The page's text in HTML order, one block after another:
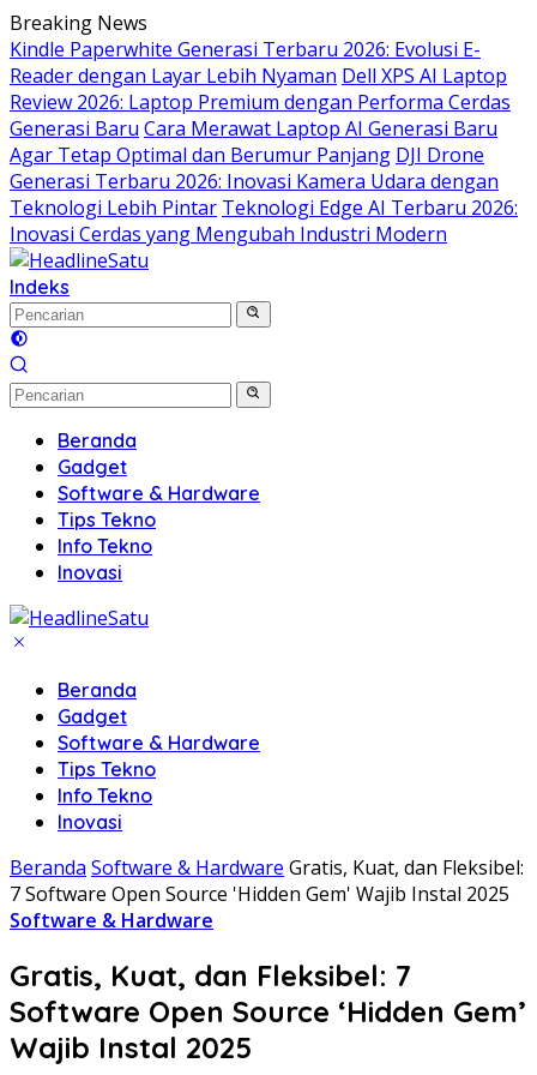
Langsung
ke
konten
Breaking News
Kindle Paperwhite Generasi Terbaru 2026: Evolusi E-
Reader dengan Layar Lebih Nyaman Dell XPS AI Laptop
Review 2026: Laptop Premium dengan Performa Cerdas
Generasi Baru Cara Merawat Laptop AI Generasi Baru
Agar Tetap Optimal dan Berumur Panjang DJI Drone
Generasi Terbaru 2026: Inovasi Kamera Udara dengan
Teknologi Lebih Pintar Teknologi Edge AI Terbaru 2026:
Inovasi Cerdas yang Mengubah Industri Modern
Indeks
Beranda
Gadget
Software & Hardware
Tips Tekno
Info Tekno
Inovasi
Beranda
Gadget
Software & Hardware
Tips Tekno
Info Tekno
Inovasi
Beranda Software & Hardware Gratis, Kuat, dan Fleksibel:
7 Software Open Source 'Hidden Gem' Wajib Instal 2025
Software & Hardware
Gratis, Kuat, dan Fleksibel: 7
Software Open Source ‘Hidden Gem’
Wajib Instal 2025